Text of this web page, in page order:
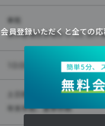
会員登録いただくと全ての応